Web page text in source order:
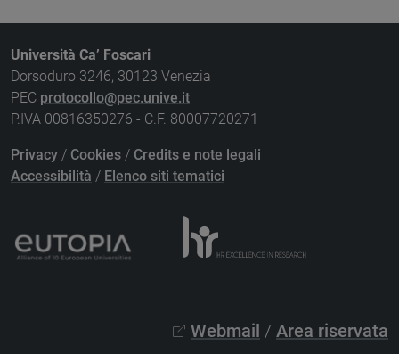
Università Ca’ Foscari
Dorsoduro 3246, 30123 Venezia
PEC protocollo@pec.unive.it
P.IVA 00816350276 - C.F. 80007720271
Privacy / Cookies / Credits e note legali
Accessibilità / Elenco siti tematici
Webmail / Area riservata